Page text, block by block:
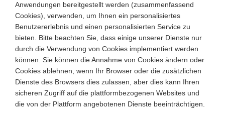
Anwendungen bereitgestellt werden (zusammenfassend
Cookies), verwenden, um Ihnen ein personalisiertes
Benutzererlebnis und einen personalisierten Service zu
bieten. Bitte beachten Sie, dass einige unserer Dienste nur
durch die Verwendung von Cookies implementiert werden
können. Sie können die Annahme von Cookies ändern oder
Cookies ablehnen, wenn Ihr Browser oder die zusätzlichen
Dienste des Browsers dies zulassen, aber dies kann Ihren
sicheren Zugriff auf die plattformbezogenen Websites und
die von der Plattform angebotenen Dienste beeinträchtigen.